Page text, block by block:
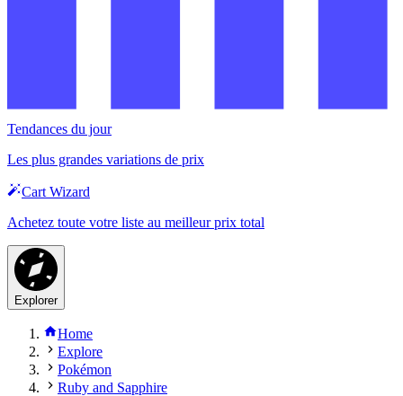
Tendances du jour
Les plus grandes variations de prix
Cart Wizard
Achetez toute votre liste au meilleur prix total
Explorer
Home
Explore
Pokémon
Ruby and Sapphire